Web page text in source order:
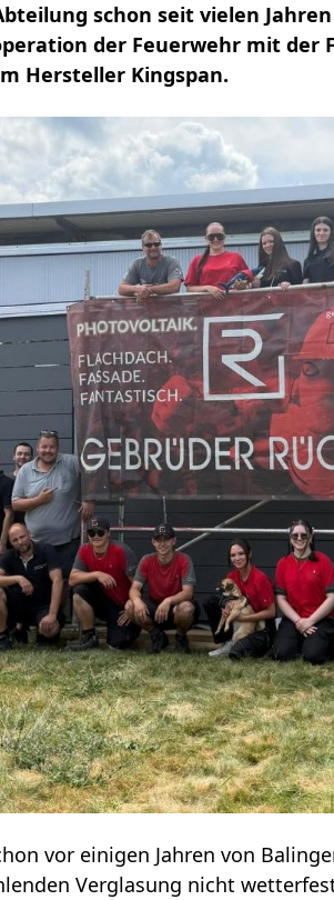
schon seit vielen
der Feuerwehr mit der
Hersteller Kingspan.
vor einigen Jahren von
Verglasung nicht